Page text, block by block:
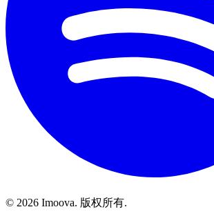
© 2026 Imoova. 版权所有.